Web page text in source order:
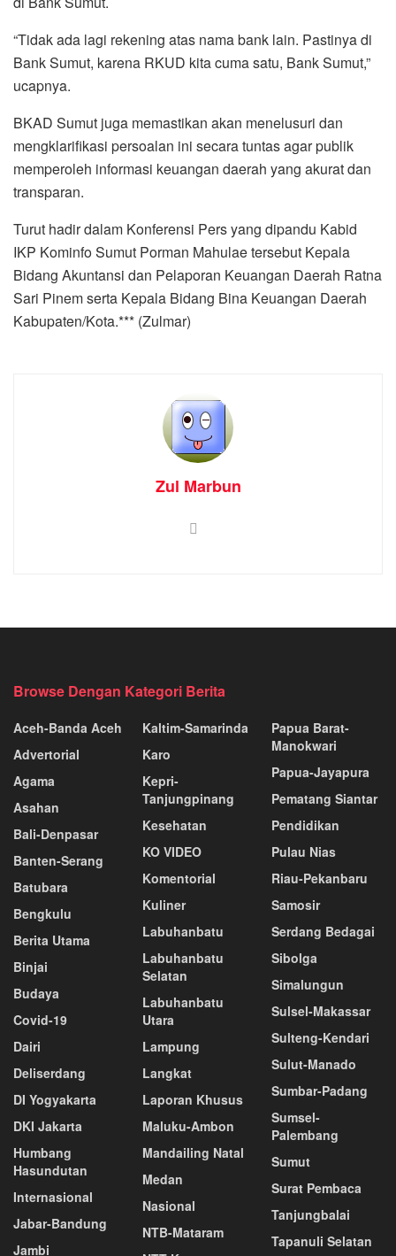
“Tidak ada lagi rekening atas nama bank lain. Pastinya di
Bank Sumut, karena RKUD kita cuma satu, Bank Sumut,”
ucapnya.
BKAD Sumut juga memastikan akan menelusuri dan
mengklarifikasi persoalan ini secara tuntas agar publik
memperoleh informasi keuangan daerah yang akurat dan
transparan.
Turut hadir dalam Konferensi Pers yang dipandu Kabid
IKP Kominfo Sumut Porman Mahulae tersebut Kepala
Bidang Akuntansi dan Pelaporan Keuangan Daerah Ratna
Sari Pinem serta Kepala Bidang Bina Keuangan Daerah
Kabupaten/Kota.*** (Zulmar)
Zul Marbun
Browse Dengan Kategori Berita
Aceh-Banda Aceh
Advertorial
Agama
Asahan
Bali-Denpasar
Banten-Serang
Batubara
Bengkulu
Berita Utama
Binjai
Budaya
Covid-19
Dairi
Deliserdang
DI Yogyakarta
DKI Jakarta
Humbang
Hasundutan
Internasional
Jabar-Bandung
Jambi
Kaltim-Samarinda
Karo
Kepri-
Tanjungpinang
Kesehatan
KO VIDEO
Komentorial
Kuliner
Labuhanbatu
Labuhanbatu
Selatan
Labuhanbatu
Utara
Lampung
Langkat
Laporan Khusus
Maluku-Ambon
Mandailing Natal
Medan
Nasional
NTB-Mataram
Papua Barat-
Manokwari
Papua-Jayapura
Pematang Siantar
Pendidikan
Pulau Nias
Riau-Pekanbaru
Samosir
Serdang Bedagai
Sibolga
Simalungun
Sulsel-Makassar
Sulteng-Kendari
Sulut-Manado
Sumbar-Padang
Sumsel-
Palembang
Sumut
Surat Pembaca
Tanjungbalai
Tapanuli Selatan